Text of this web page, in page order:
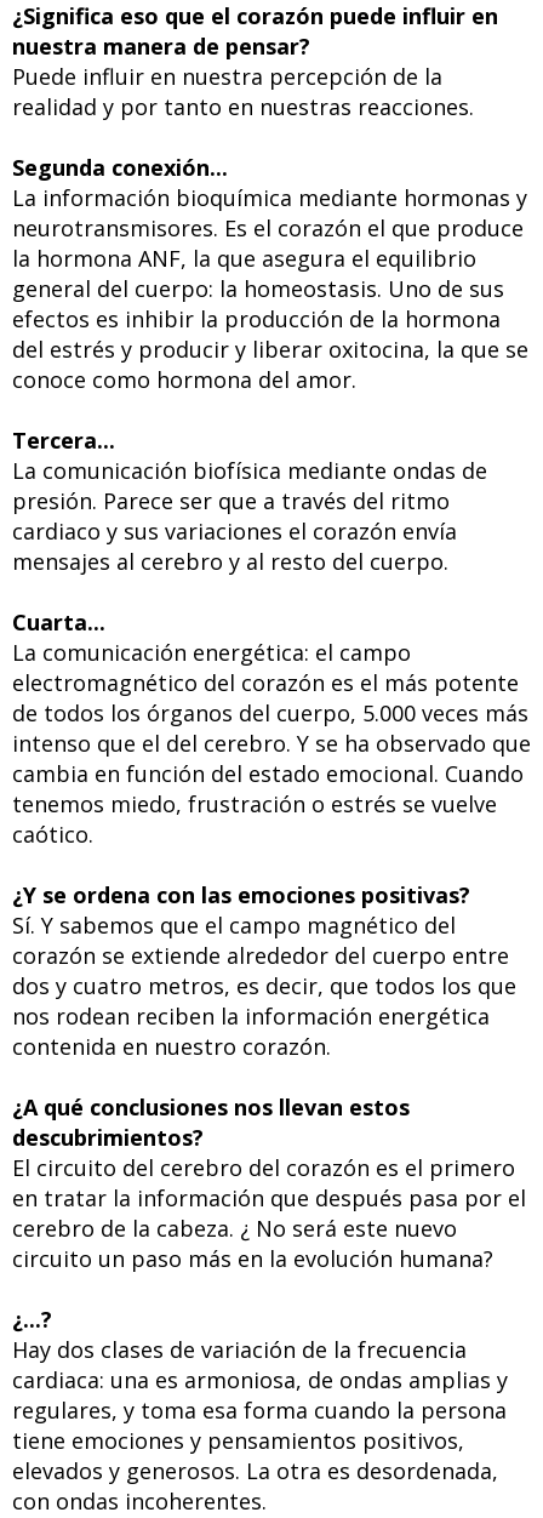
¿Significa eso que el corazón puede influir en
nuestra manera de pensar?
Puede influir en nuestra percepción de la
realidad y por tanto en nuestras reacciones.
Segunda conexión...
La información bioquímica mediante hormonas y
neurotransmisores. Es el corazón el que produce
la hormona ANF, la que asegura el equilibrio
general del cuerpo: la homeostasis. Uno de sus
efectos es inhibir la producción de la hormona
del estrés y producir y liberar oxitocina, la que se
conoce como hormona del amor.
Tercera...
La comunicación biofísica mediante ondas de
presión. Parece ser que a través del ritmo
cardiaco y sus variaciones el corazón envía
mensajes al cerebro y al resto del cuerpo.
Cuarta...
La comunicación energética: el campo
electromagnético del corazón es el más potente
de todos los órganos del cuerpo, 5.000 veces más
intenso que el del cerebro. Y se ha observado que
cambia en función del estado emocional. Cuando
tenemos miedo, frustración o estrés se vuelve
caótico.
¿Y se ordena con las emociones positivas?
Sí. Y sabemos que el campo magnético del
corazón se extiende alrededor del cuerpo entre
dos y cuatro metros, es decir, que todos los que
nos rodean reciben la información energética
contenida en nuestro corazón.
¿A qué conclusiones nos llevan estos
descubrimientos?
El circuito del cerebro del corazón es el primero
en tratar la información que después pasa por el
cerebro de la cabeza. ¿ No será este nuevo
circuito un paso más en la evolución humana?
¿...?
Hay dos clases de variación de la frecuencia
cardiaca: una es armoniosa, de ondas amplias y
regulares, y toma esa forma cuando la persona
tiene emociones y pensamientos positivos,
elevados y generosos. La otra es desordenada,
con ondas incoherentes.